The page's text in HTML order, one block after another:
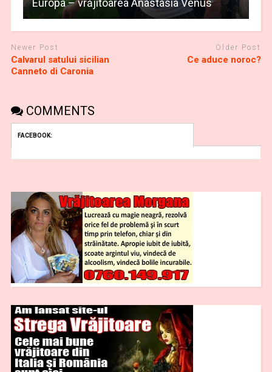
Europa – vrăjitoarea Anastasia Venus
Newer Post
Calvarul satului sicilian
Canneto di Caronia
Older Post
Ce aduce noroc?
COMMENTS
FACEBOOK: